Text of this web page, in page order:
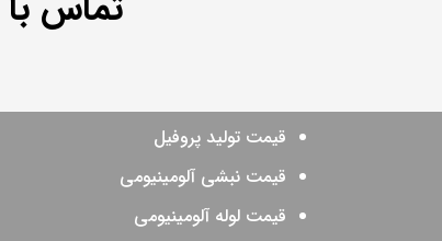
قیمت تولید پروفیل
قیمت نبشی آلومینیومی
قیمت لوله آلومینیومی